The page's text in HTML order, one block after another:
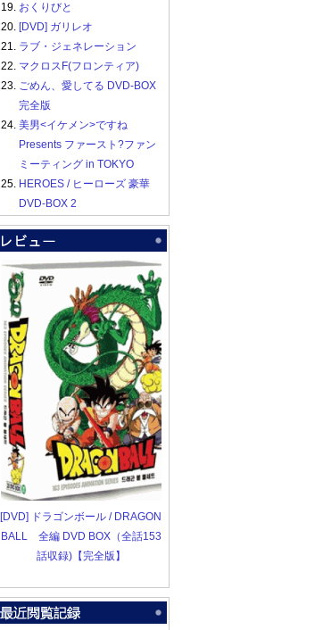
19. おくりびと
20. [DVD] ガリレオ
21. ラブ・ジェネレーション
22. マクロスF(フロンティア)
23. ごめん、愛してる DVD-BOX
完全版
24. 美男<イケメン>ですね
Presents ファースト?ファン
ミーティング in TOKYO
25. HEROES / ヒーローズ 豪華
DVD-BOX 2
[DVD] ドラゴンボール / DRAGON
BALL 全編 DVD BOX（全話153
話収録)【完全版】